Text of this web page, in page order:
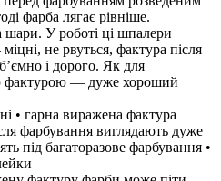
фарба лягає рівніше.
У роботі ці шпалери
не рвуться, фактура після
і дорого. Як для
фактурою — дуже хороший
• гарна виражена фактура
фарбування виглядають дуже
під багаторазове фарбування •